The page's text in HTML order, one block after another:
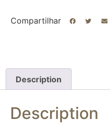
Compartilhar
Description
Description